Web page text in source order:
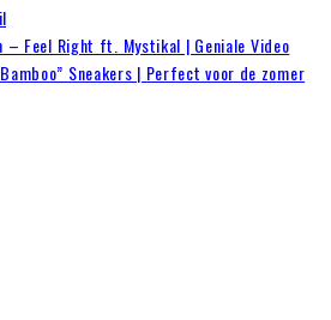
– Feel Right ft. Mystikal | Geniale Video
Sneakers | Perfect voor de zomer